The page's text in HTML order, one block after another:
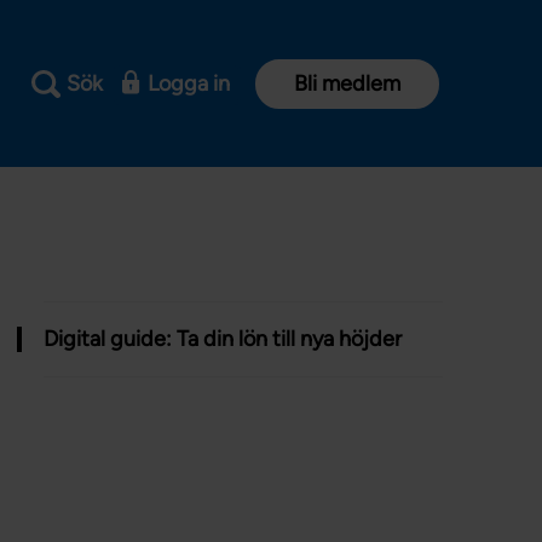
Sök Logga in Bli medlem
Digital guide: Ta din lön till nya höjder